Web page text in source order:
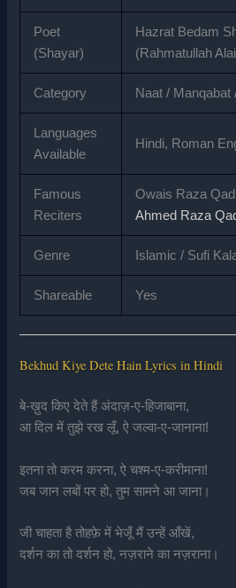
Poet
(Shayar)
Hazrat Bedam
(Rahmatullah
Category Naat / Manqabat
Languages
Available
Hindi, Roman
Famous
Reciters
Owais Raza
Ahmed Raza
Genre Islamic / Sufi
Shareable Yes
Bekhud Kiye Dete Hain Lyrics in Hindi
बे-ख़ुद किए देते हैं अंदाज़-ए-हिजाबाना,
आ दिल में तुझे रख लूँ, ऐ जल्वा-ए-जानाना!
इतना तो करम करना, ऐ चश्म-ए-करीमाना!
जब जान लबों पर हो, तुम सामने आ जाना।
जी चाहता है तोहफ़े में भेजूँ मैं उन्हें आँखें,
दर्शन का तो दर्शन हो, नज़राने का नज़राना।